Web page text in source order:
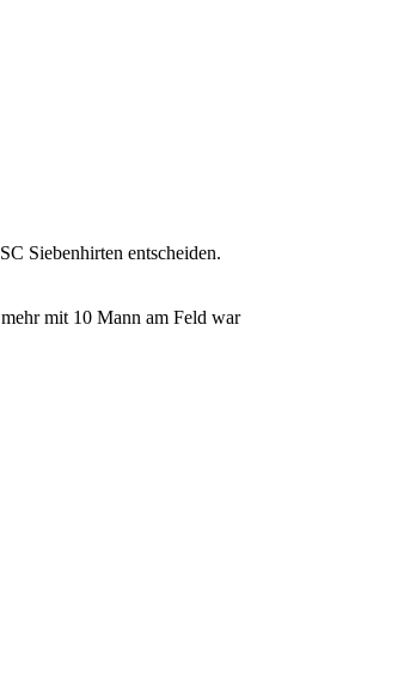
Siebenhirten entscheiden.
mit 10 Mann am Feld war